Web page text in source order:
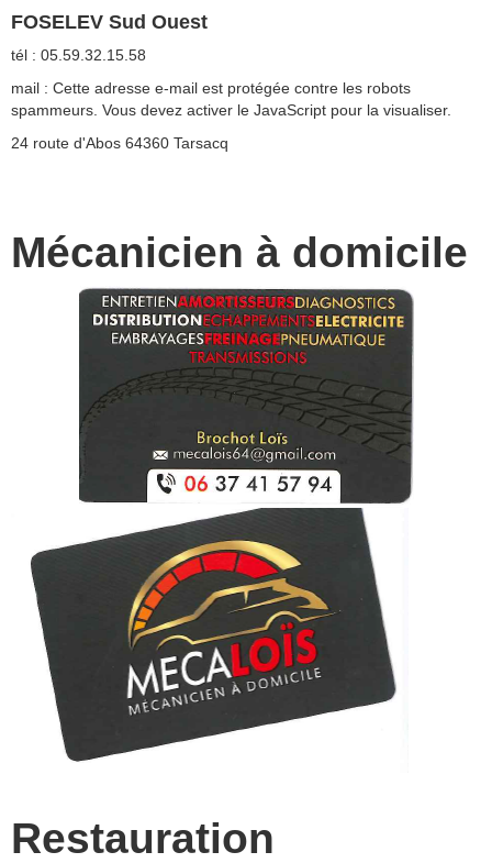
FOSELEV Sud Ouest
tél : 05.59.32.15.58
mail : Cette adresse e-mail est protégée contre les robots
spammeurs. Vous devez activer le JavaScript pour la visualiser.
24 route d'Abos 64360 Tarsacq
Mécanicien à domicile
Restauration